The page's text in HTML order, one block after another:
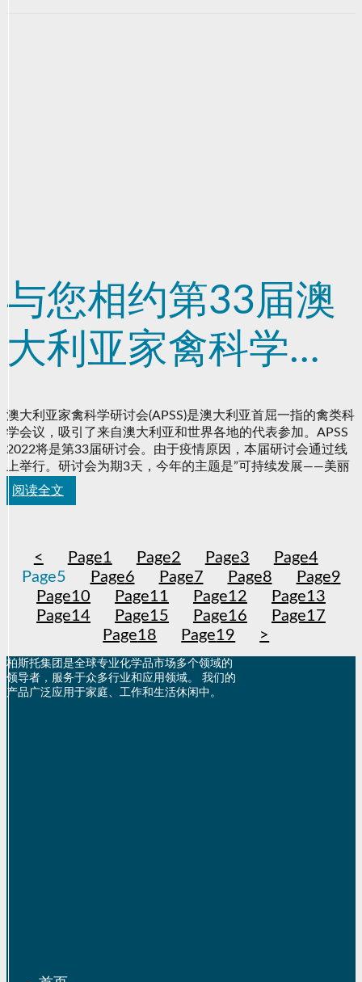
与您相约第33届澳
大利亚家禽科学研
讨会（APSS）
澳大利亚家禽科学研讨会(APSS)是澳大利亚首屈一指的禽类科
学会议，吸引了来自澳大利亚和世界各地的代表参加。APSS
2022将是第33届研讨会。由于疫情原因，本届研讨会通过线
上举行。研讨会为期3天，今年的主题是”可持续发展——美丽
新世界”。
阅读全文
< Page1 Page2 Page3 Page4
Page5 Page6 Page7 Page8 Page9
Page10 Page11 Page12 Page13
Page14 Page15 Page16 Page17
Page18 Page19 >
柏斯托集团是全球专业化学品市场多个领域的
领导者，服务于众多行业和应用领域。 我们的
产品广泛应用于家庭、工作和生活休闲中。